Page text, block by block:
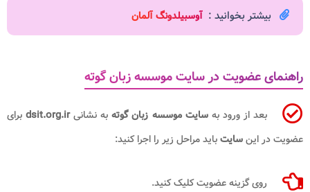
بیشتر بخوانید : آوسبیلدونگ آلمان
راهنمای عضویت در سایت موسسه زبان گوته
بعد از ورود بهسایت موسسه زبان گوته به نشانیdsit.org.ir
برای
عضویت در اینسایتباید مراحل زیر را اجرا کنید:
روی گزینه عضویت کلیک کنید.